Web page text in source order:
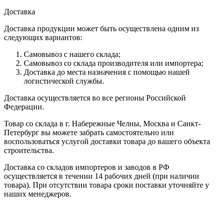
Доставка
Доставка продукции может быть осуществлена одним из
следующих вариантов:
Самовывоз с нашего склада;
Самовывоз со склада производителя или импортера;
Доставка до места назначения с помощью нашей
логистической службы.
Доставка осуществляется во все регионы Российской
Федерации.
Товар со склада в г. Набережные Челны, Москва и Санкт-
Петербург вы можете забрать самостоятельно или
воспользоваться услугой доставки товара до вашего объекта
строительства.
Доставка со складов импортеров и заводов в РФ
осуществляется в течении 14 рабочих дней (при наличии
товара). При отсутствии товара сроки поставки уточняйте у
наших менеджеров.